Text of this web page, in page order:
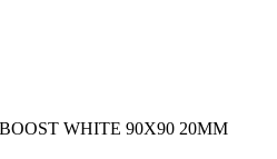
WHITE 90X90 20MM